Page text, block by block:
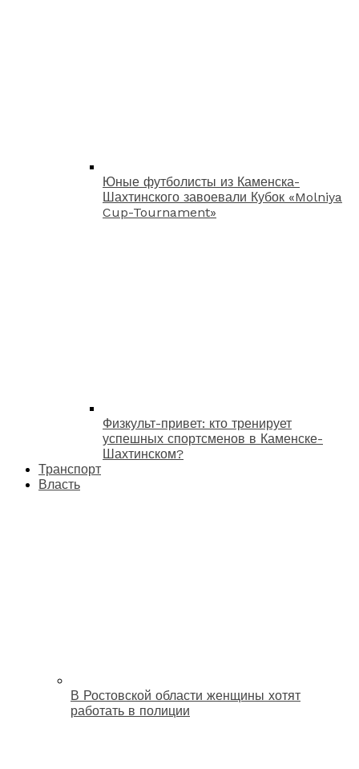
Юные футболисты из Каменска-
Шахтинского завоевали Кубок «Molniya
Cup-Tournament»
Физкульт-привет: кто тренирует
успешных спортсменов в Каменске-
Шахтинском?
Транспорт
Власть
В Ростовской области женщины хотят
работать в полиции